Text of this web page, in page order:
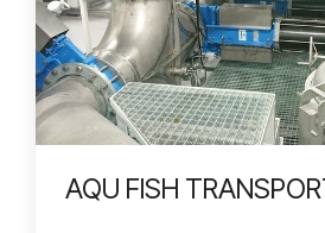
AQU FISH